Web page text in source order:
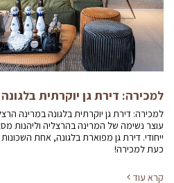
למכירה: דירת גן יוקרתית בלגונה
למכירה: דירת גן יוקרתית בלגונה במרינה
עוצר נשימה של המרינה בהרצליה וליהנות
ייחודי. דירת גן מפוארת בלגונה, אחת
כעת למכירה!
קרא עוד